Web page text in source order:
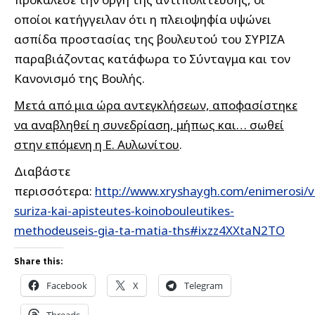
οποίοι κατήγγειλαν ότι η πλειοψηφία υψώνει
ασπίδα προστασίας της βουλευτού του ΣΥΡΙΖΑ
παραβιάζοντας κατάφωρα το Σύνταγμα και τον
Κανονισμό της Βουλής.
Μετά από μια ώρα αντεγκλήσεων, αποφασίστηκε
να αναβληθεί η συνεδρίαση, μήπως και… σωθεί
στην επόμενη η Ε. Αυλωνίτου.
Διαβάστε
περισσότερα: http://www.xryshaygh.com/enimerosi/
suriza-kai-apisteutes-koinobouleutikes-
methodeuseis-gia-ta-matia-ths#ixzz4XXtaN2TO
Share this:
Facebook X Telegram